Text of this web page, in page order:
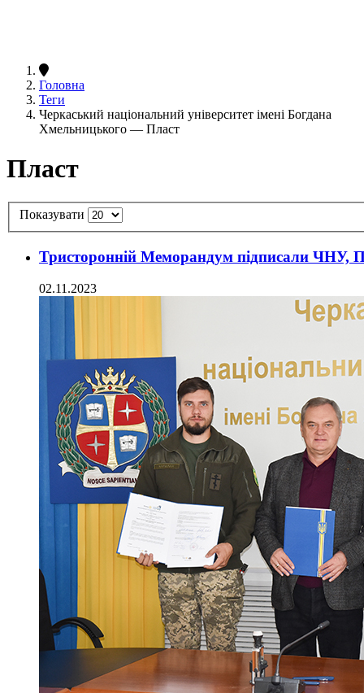
Головна
Теги
Черкаський національний університет імені Богдана
Хмельницького — Пласт
Пласт
Показувати
Тристоронній Меморандум підписали ЧНУ,
02.11.2023